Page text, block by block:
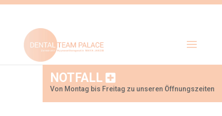
NOTFALL
Von Montag bis Freitag zu unseren Öffnungszeiten